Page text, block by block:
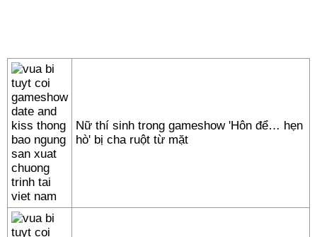
Nữ thí sinh trong gameshow 'Hôn để… hẹn
hò' bị cha ruột từ mặt